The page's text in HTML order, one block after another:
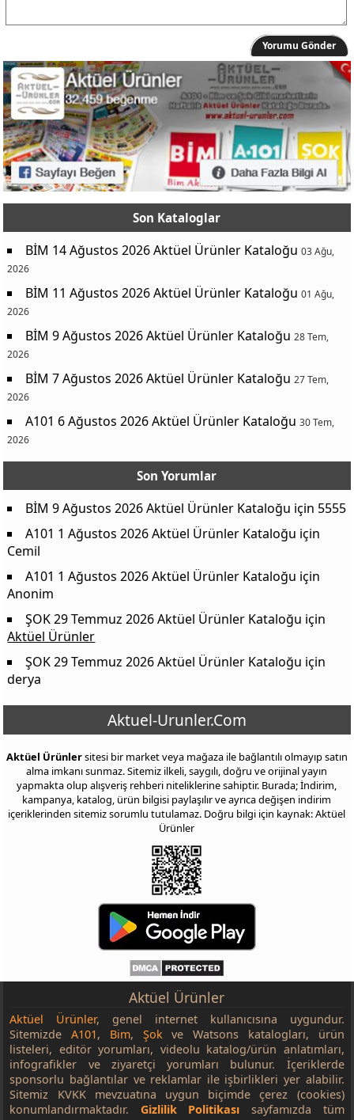
Yorumu Gönder
Son Kataloglar
BİM 14 Ağustos 2026 Aktüel Ürünler Kataloğu 03 Ağu,
2026
BİM 11 Ağustos 2026 Aktüel Ürünler Kataloğu 01 Ağu,
2026
BİM 9 Ağustos 2026 Aktüel Ürünler Kataloğu 28 Tem,
2026
BİM 7 Ağustos 2026 Aktüel Ürünler Kataloğu 27 Tem,
2026
A101 6 Ağustos 2026 Aktüel Ürünler Kataloğu 30 Tem,
2026
Son Yorumlar
BİM 9 Ağustos 2026 Aktüel Ürünler Kataloğu için 5555
A101 1 Ağustos 2026 Aktüel Ürünler Kataloğu için
Cemil
A101 1 Ağustos 2026 Aktüel Ürünler Kataloğu için
Anonim
ŞOK 29 Temmuz 2026 Aktüel Ürünler Kataloğu için
Aktüel Ürünler
ŞOK 29 Temmuz 2026 Aktüel Ürünler Kataloğu için
derya
Aktuel-Urunler.Com
Aktüel Ürünlersitesi bir market veya mağaza ile bağlantılı olmayıp satın
alma imkanı sunmaz. Sitemiz ilkeli, saygılı, doğru ve orijinal yayın
yapmakta olup alışveriş rehberi niteliklerine sahiptir. Burada; İndirim,
kampanya, katalog, ürün bilgisi paylaşılır ve ayrıca değişen indirim
içeriklerinden sitemiz sorumlu tutulamaz. Doğru bilgi için kaynak: Aktüel
Ürünler
Aktüel Ürünler
Aktüel Ürünler, genel internet kullanıcısına uygundur.
SitemizdeA101, Bim, Şok ve Watsons katalogları, ürün
listeleri, editör yorumları, videolu katalog/ürün anlatımları,
infografikler ve ziyaretçi yorumları bulunur. İçeriklerde
sponsorlu bağlantılar ve reklamlar ile işbirlikleri yer alabilir.
Sitemiz KVKK mevzuatına uygun biçimde çerez (cookies)
konumlandırmaktadır. Gizlilik Politikası sayfamızda tüm